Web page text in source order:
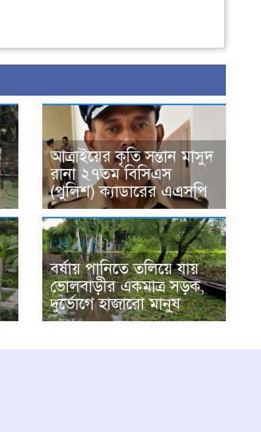
আত্রাইয়ের কৃতি সন্তান মাসুদ
রানা ২৭তম বিসিএস
(পুলিশ) ক্যাডারের এএসপি
বর্ষায় পানিতে তলিয়ে যায়
ভোলবাড়ীর একমাত্র সড়ক,
দুর্ভোগে হাজারো মানুষ